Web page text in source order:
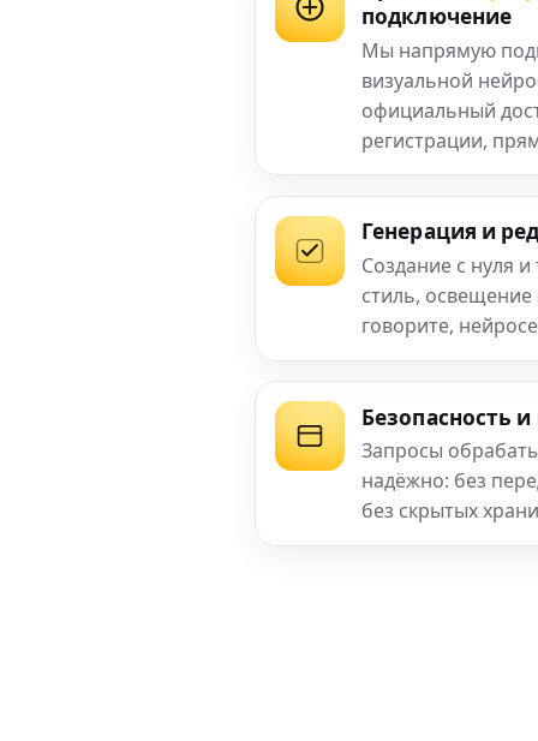
подключение
Мы напрямую
визуальной
официальный
регистрации,
Генерация и
Создание с нуля
стиль,
говорите,
Безопасность
Запросы
надёжно: без
без скрытых